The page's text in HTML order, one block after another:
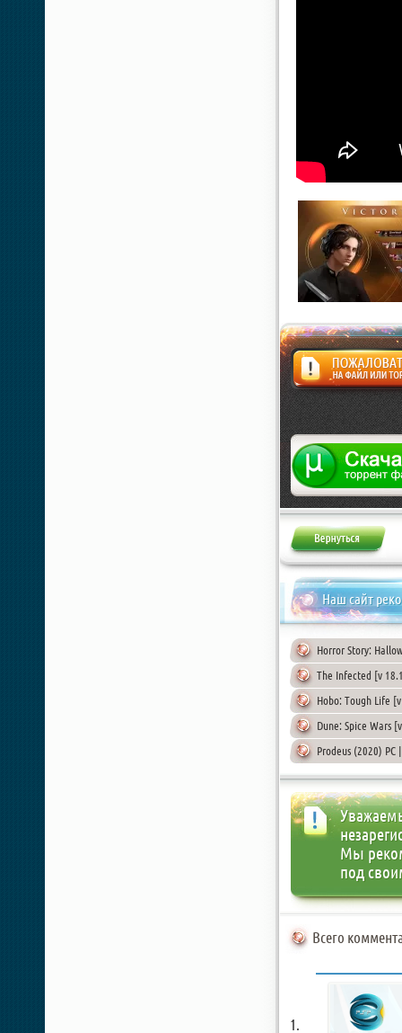
Жалоба
Наш сайт
Horror Story:
The Infected [v
Hobo: Tough Life
Dune: Spice Wars
Prodeus (2020) PC
Мы
под
Всего